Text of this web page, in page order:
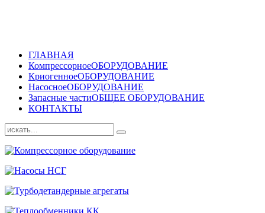
ГЛАВНАЯ
КомпрессорноеОБОРУДОВАНИЕ
КриогенноеОБОРУДОВАНИЕ
НасосноеОБОРУДОВАНИЕ
Запасные частиОБЩЕЕ ОБОРУДОВАНИЕ
КОНТАКТЫ